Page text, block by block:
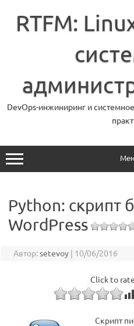
содержимому
RTFM:
DevOps-инжиниринг и
Python: скрипт
WordPress
Автор:setevoy | 10/06/2016
Click to
Скрипт